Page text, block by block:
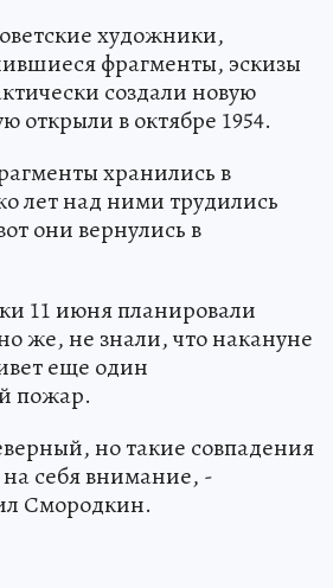
художники,
фрагменты, эскизы
создали новую
открыли в октябре 1954.
хранились в
лет над ними трудились
они вернулись в
11 июня планировали
же, не знали, что накануне
еще один
пожар.
но такие совпадения
себя внимание, -
Смородкин.